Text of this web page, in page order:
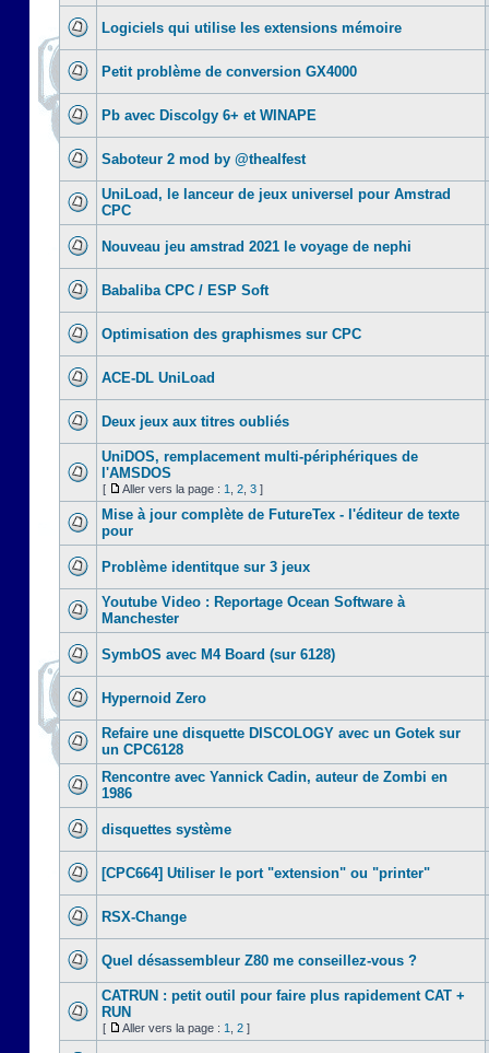
Logiciels qui utilise les extensions mémoire
Petit problème de conversion GX4000
Pb avec Discolgy 6+ et WINAPE
Saboteur 2 mod by @thealfest
UniLoad, le lanceur de jeux universel pour Amstrad
CPC
Nouveau jeu amstrad 2021 le voyage de nephi
Babaliba CPC / ESP Soft
Optimisation des graphismes sur CPC
ACE-DL UniLoad
Deux jeux aux titres oubliés
UniDOS, remplacement multi-périphériques de
l'AMSDOS
[ Aller vers la page : 1 2 3 ]
Mise à jour complète de FutureTex - l'éditeur de texte
pour
Problème identitque sur 3 jeux
Youtube Video : Reportage Ocean Software à
Manchester
SymbOS avec M4 Board (sur 6128)
Hypernoid Zero
Refaire une disquette DISCOLOGY avec un Gotek sur
un CPC6128
Rencontre avec Yannick Cadin, auteur de Zombi en
1986
disquettes système
[CPC664] Utiliser le port "extension" ou "printer"
RSX-Change
Quel désassembleur Z80 me conseillez-vous ?
CATRUN : petit outil pour faire plus rapidement CAT +
RUN
[ Aller vers la page : 1 2 ]